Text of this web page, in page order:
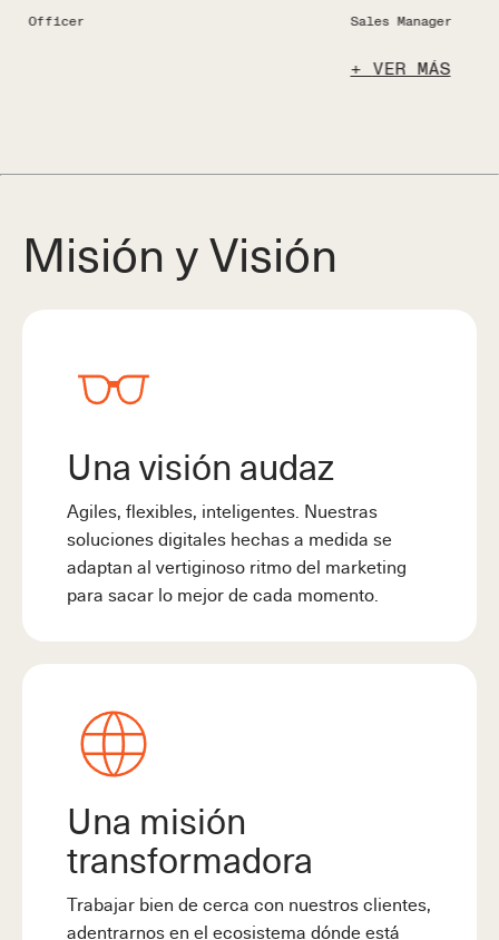
Sales Manager
Misión y Visión
Una visión audaz
Agiles, flexibles, inteligentes. Nuestras
soluciones digitales hechas a medida se
adaptan al vertiginoso ritmo del marketing
para sacar lo mejor de cada momento.
Una misión
transformadora
Trabajar bien de cerca con nuestros clientes,
adentrarnos en el ecosistema dónde está